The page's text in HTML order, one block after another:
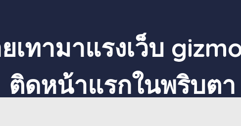
เทามาแรงเว็บ
ติดหน้าแรกในพริบตา